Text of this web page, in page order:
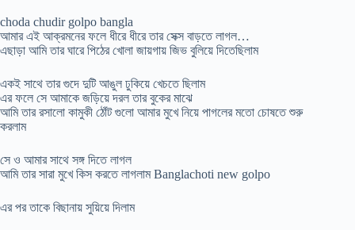
choda chudir golpo bangla
আমার এই আক্রমনের ফলে ধীরে ধীরে তার সেক্স বাড়তে লাগল…
এছাড়া আমি তার ঘারে পিঠের খোলা জায়গায় জিভ বুলিয়ে দিতেছিলাম
একই সাথে তার গুদে দুটি আঙুল ঢুকিয়ে খেচতে ছিলাম
এর ফলে সে আমাকে জড়িয়ে দরল তার বুকের মাঝে
আমি তার রসালো কামুকী ঠোঁট গুলো আমার মুখে নিয়ে পাগলের মতো চোষতে শুরু
করলাম
সে ও আমার সাথে সঙ্গ দিতে লাগল
আমি তার সারা মুখে কিস করতে লাগলাম Banglachoti new golpo
এর পর তাকে বিছানায় সুয়িয়ে দিলাম